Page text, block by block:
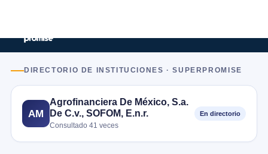
DIRECTORIO DE INSTITUCIONES · SUPERPROMISE
AM
Agrofinanciera De México, S.a.
De C.v., SOFOM, E.n.r.
Consultado 41 veces
En directorio